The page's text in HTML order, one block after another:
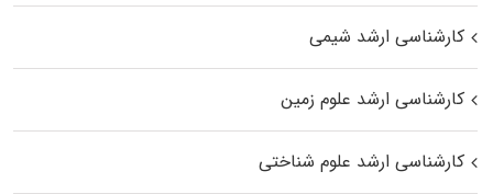
کارشناسی ارشد شیمی
کارشناسی ارشد علوم زمین
کارشناسی ارشد علوم شناختی